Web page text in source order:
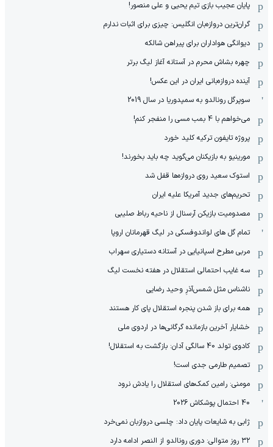
پایان عجیب بازی تیم یحیی و علی منصور!
گران‌ترین دروازه‌بان انگلیس: چیزی برای اثبات ندارم
دیوانگی هواداران برای پیراهن شالکه
چهره بشاش محرم در آستانه آغاز لیگ برتر
آینده دروازه‌بانی ایران در این عکس!
سوپرگل رونالدو به سمپدوریا در سال 2019
می‌خواهم با 4 بمب مسی را منفجر کنم!
پروژه تایفون ترکیه کلید خورد
مورینیو به بازیکنان می‌گوید چه باید بخورند!
استوک سعید روی دروازه‌ها قفل شد
تحریم‌های جدید آمریکا علیه ایران
مصدومیت بازیکن آرسنال از ناحیه رباط صلیبی
تمام گل های لواندوفسکی در لیگ قهرمانان اروپا
مربی مطرح اسپانیایی در آستانه دستیاری سهراب
سه غایب احتمالی استقلال در هفته نخست لیگ
ناشناس مثل شمس‌آذرِ وحید رضایی
همه برای باز شدن پنجره استقلال پای کار هستند
خشایار آخرین بازمانده گرگانی‌ها در اردوی ملی
کادوی تولد 40 سالگی آدان: بازگشت به استقلال!
تصمیم طارمی جدی است!
مومنی: رامین کمک‌های استقلال را یادش نرود
40 احتمال پوشکاش 2026
ژابی به شایعات پایان داد: چلسی دروازبان نمی‌خرد
۳۲ روز متوالی: دوری رونالدو از النصر ادامه دارد